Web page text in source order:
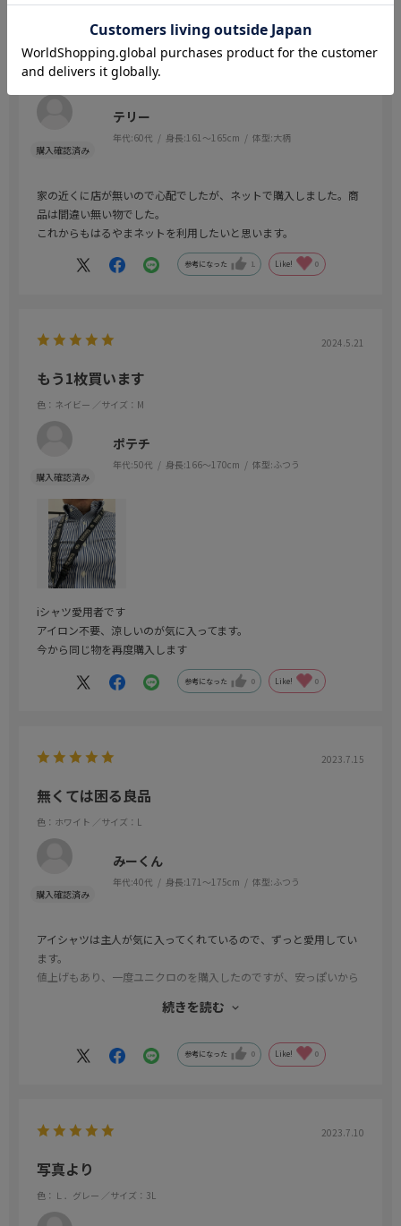
安心、確実な商品です
色：ホワイト／サイズ：L
テリー
年代:60代 身長:161～165cm 体型:大柄
家の近くに店が無いので心配でしたが、ネットで購入しました。商
品は間違い無い物でした。
これからもはるやまネットを利用したいと思います。
参考になった 1 Like! 0
2024.5.21
もう1枚買います
色：ネイビー ／サイズ：M
ポテチ
年代:50代 身長:166～170cm 体型:ふつう
iシャツ愛用者です
アイロン不要、涼しいのが気に入ってます。
今から同じ物を再度購入します
参考になった 0 Like! 0
2023.7.15
無くては困る良品
色：ホワイト ／サイズ：L
みーくん
年代:40代 身長:171～175cm 体型:ふつう
アイシャツは主人が気に入ってくれているので、ずっと愛用してい
ます。
値上げもあり、一度ユニクロのを購入したのですが、安っぽいから
着用済みなので返品もできず、2枚もリサイクルボックスへ…逆効
セール品しか購入出来ませんが、無いと困るくらい良い商品です。
襟の内側にデザインがあるタイプは、襟汚れが目立た無いので非常
続きを読む
参考になった 0 Like! 0
2023.7.10
写真より
色：Ｌ．グレー ／サイズ：3L